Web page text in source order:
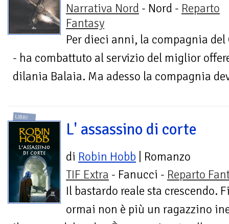
Narrativa Nord - Nord - Reparto
Fantasy
Per dieci anni, la compagnia
- ha combattuto al servizio del miglior
dilania Balaia. Ma adesso la compagnia
LIBRI
L' assassino di corte
di Robin Hobb | Romanzo
TIF Extra - Fanucci - Reparto
Il bastardo reale sta crescendo.
ormai non è più un ragazzino